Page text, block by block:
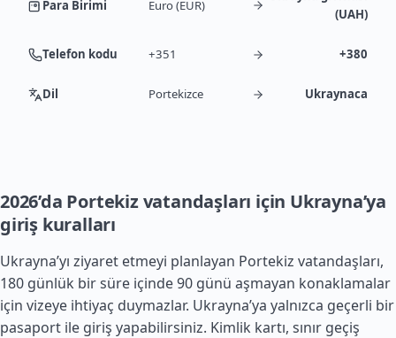
Para Birimi Euro (EUR)
(UAH)
Telefon kodu +351 +380
Dil Portekizce Ukraynaca
2026’da Portekiz vatandaşları için Ukrayna’ya
giriş kuralları
Ukrayna’yı ziyaret etmeyi planlayan Portekiz vatandaşları,
180 günlük bir süre içinde 90 günü aşmayan konaklamalar
için vizeye ihtiyaç duymazlar. Ukrayna’ya yalnızca geçerli bir
pasaport ile giriş yapabilirsiniz. Kimlik kartı, sınır geçiş